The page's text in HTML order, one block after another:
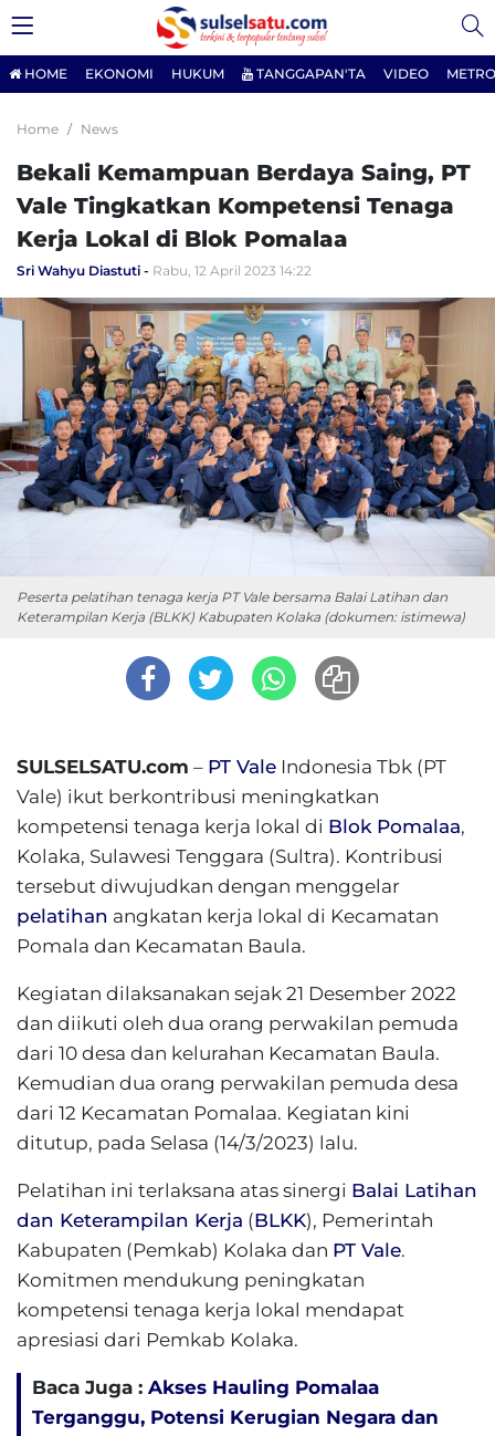
HOME EKONOMI HUKUM TANGGAPAN'TA VIDEO
Home News
Bekali Kemampuan Berdaya Saing, PT
Vale Tingkatkan Kompetensi Tenaga
Kerja Lokal di Blok Pomalaa
Sri Wahyu Diastuti Rabu, 12 April 2023 14:22
Peserta pelatihan tenaga kerja PT Vale bersama Balai Latihan dan
Keterampilan Kerja (BLKK) Kabupaten Kolaka (dokumen: istimewa)
SULSELSATU.com – PT Vale Indonesia Tbk (PT
Vale) ikut berkontribusi meningkatkan
kompetensi tenaga kerja lokal di Blok Pomalaa,
Kolaka, Sulawesi Tenggara (Sultra). Kontribusi
tersebut diwujudkan dengan menggelar
pelatihan angkatan kerja lokal di Kecamatan
Pomala dan Kecamatan Baula.
Kegiatan dilaksanakan sejak 21 Desember 2022
dan diikuti oleh dua orang perwakilan pemuda
dari 10 desa dan kelurahan Kecamatan Baula.
Kemudian dua orang perwakilan pemuda desa
dari 12 Kecamatan Pomalaa. Kegiatan kini
ditutup, pada Selasa (14/3/2023) lalu.
Pelatihan ini terlaksana atas sinergi Balai Latihan
dan Keterampilan Kerja (BLKK), Pemerintah
Kabupaten (Pemkab) Kolaka dan PT Vale.
Komitmen mendukung peningkatan
kompetensi tenaga kerja lokal mendapat
apresiasi dari Pemkab Kolaka.
Baca Juga : Akses Hauling Pomalaa
Terganggu, Potensi Kerugian Negara dan